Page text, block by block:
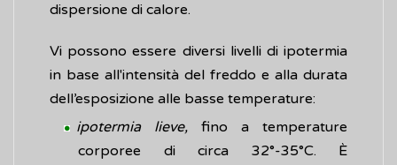
dispersione di calore.
Vi possono essere diversi livelli di ipotermia
in base all'intensità del freddo e alla durata
dell’esposizione alle basse temperature:
ipotermia lieve, fino a temperature
corporee di circa 32°-35°C. È